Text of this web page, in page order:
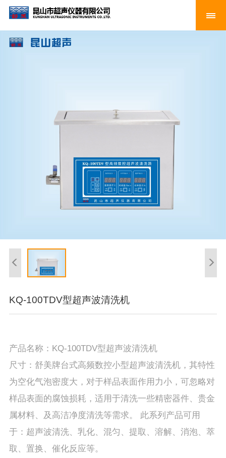
KQ-100TDV型超声波清洗机
产品名称：KQ-100TDV型超声波清洗机
尺寸：舒美牌台式高频数控小型超声波清洗机，其特性
为空化气泡密度大，对于样品表面作用力小，可忽略对
样品表面的腐蚀损耗，适用于清洗一些精密器件、贵金
属材料、及高洁净度清洗等需求。 此系列产品可用
于：超声波清洗、乳化、混匀、提取、溶解、消泡、萃
取、置换、催化反应等。